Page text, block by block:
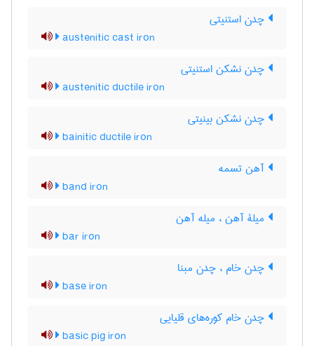
چدن استنیتی
austenitic cast iron
چدن نشکن استنیتی
austenitic ductile iron
چدن نشکن بینیتی
bainitic ductile iron
آهن تسمه
band iron
میلۀ آهن ، میله آهن
bar iron
چدن خام ، چدن مبنا
base iron
چدن خام کوره‌های قلیایی
basic pig iron